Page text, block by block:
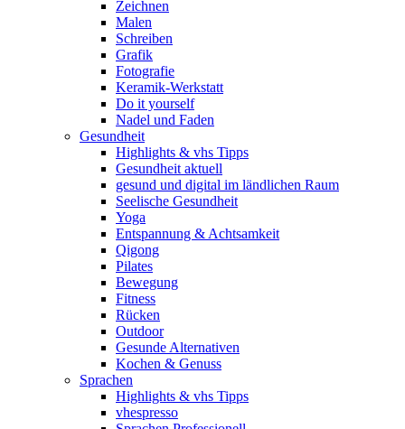
Zeichnen
Malen
Schreiben
Grafik
Fotografie
Keramik-Werkstatt
Do it yourself
Nadel und Faden
Gesundheit
Highlights & vhs Tipps
Gesundheit aktuell
gesund und digital im ländlichen Raum
Seelische Gesundheit
Yoga
Entspannung & Achtsamkeit
Qigong
Pilates
Bewegung
Fitness
Rücken
Outdoor
Gesunde Alternativen
Kochen & Genuss
Sprachen
Highlights & vhs Tipps
vhespresso